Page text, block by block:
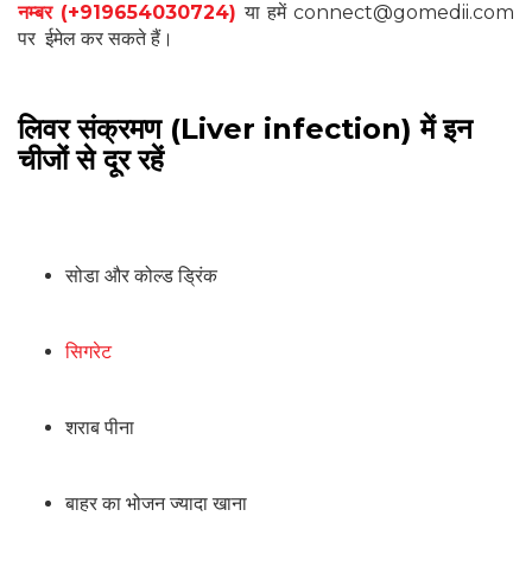
नम्बर (+919654030724) या हमें connect@gomedii.com
पर ईमेल कर सकते हैं।
लिवर संक्रमण (Liver infection) में इन
चीजों से दूर रहें
सोडा और कोल्ड ड्रिंक
सिगरेट
शराब पीना
बाहर का भोजन ज्यादा खाना